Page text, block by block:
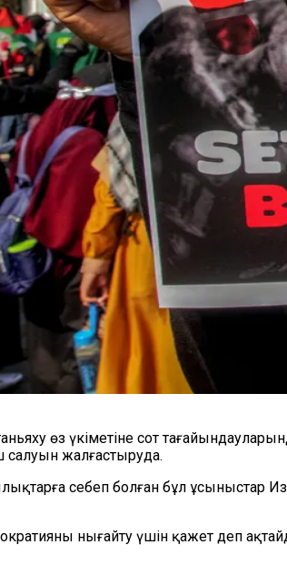
өз үкіметіне сот тағайындауларын
салуын жалғастыруда.
себеп болған бұл ұсыныстар
нығайту үшін қажет деп